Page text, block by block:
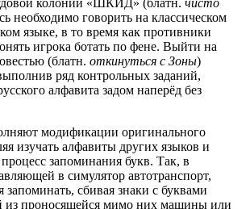
колонии «ШКИД» (блатн. чисто
необходимо говорить на классическом
языке, в то время как противники
игрока ботать по фене. Выйти на
(блатн. откинуться с Зоны)
ряд контрольных заданий,
алфавита задом наперёд без
модификации оригинального
изучать алфавиты других языков и
запоминания букв. Так, в
в симулятор автотранспорт,
запоминать, сбивая знаки с буквами
из проносящейся мимо них машины или